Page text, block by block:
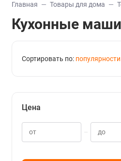
Главная Товары для дома
Кухонные
Сортировать по: популярности
Цена
–